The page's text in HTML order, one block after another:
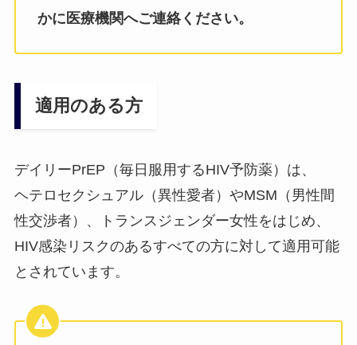
かに医療機関へご連絡ください。
適用のある方
デイリーPrEP（毎日服用するHIV予防薬）は、
ヘテロセクシュアル（異性愛者）やMSM（男性間
性交渉者）、トランスジェンダー女性をはじめ、
HIV感染リスクのあるすべての方に対して適用可能
とされています。